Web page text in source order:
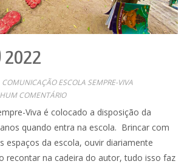
2022
COMUNICAÇÃO ESCOLA SEMPRE-VIVA
COMENTÁRIO
Viva é colocado a disposição da
quando entra na escola. Brincar com
espaços da escola, ouvir diariamente
recontar na cadeira do autor, tudo isso faz